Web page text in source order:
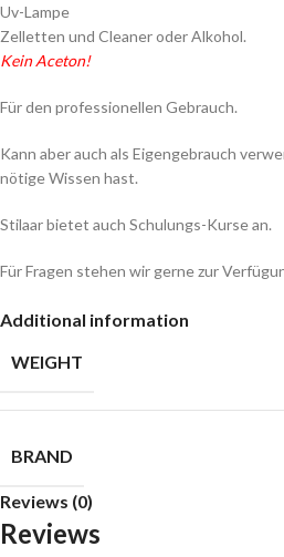
Uv-Lampe
Zelletten und Cleaner oder Alkohol.
Kein Aceton!
Für den professionellen Gebrauch.
Kann aber auch als Eigengebrauch
nötige Wissen hast.
Stilaar bietet auch Schulungs-Kurse an.
Für Fragen stehen wir gerne zur
Additional information
WEIGHT
BRAND
Reviews (0)
Reviews